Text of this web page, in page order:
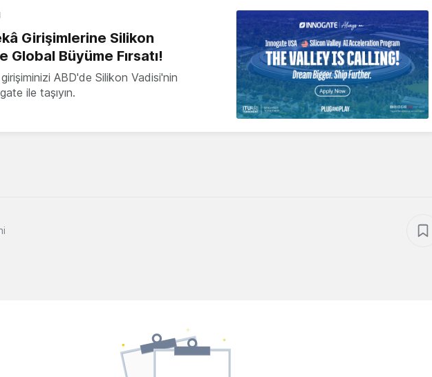
Girişimlerine Silikon
Global Büyüme Fırsatı!
ABD'de Silikon Vadisi'nin
ile taşıyın.